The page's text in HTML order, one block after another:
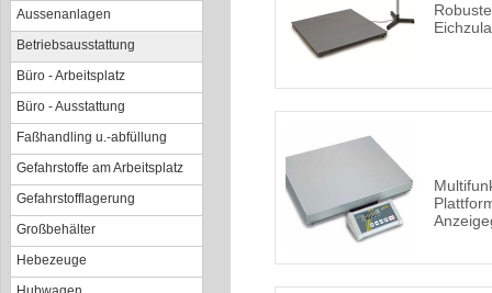
Aussenanlagen
Betriebsausstattung
Büro - Arbeitsplatz
Büro - Ausstattung
Faßhandling u.-abfüllung
Gefahrstoffe am Arbeitsplatz
Gefahrstofflagerung
Großbehälter
Hebezeuge